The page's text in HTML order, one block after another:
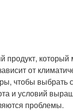
продукт,
от
чтобы выбрать
и условий
проблемы.